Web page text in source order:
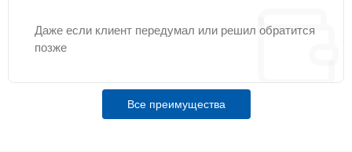
Даже если клиент передумал или решил обратится
позже
Все преимущества